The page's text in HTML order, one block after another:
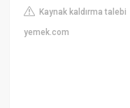
Kaynak kaldırma talebi
yemek.com